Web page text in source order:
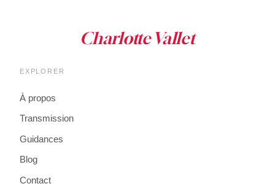
EXPLORER
À propos
Transmission
Guidances
Blog
Contact